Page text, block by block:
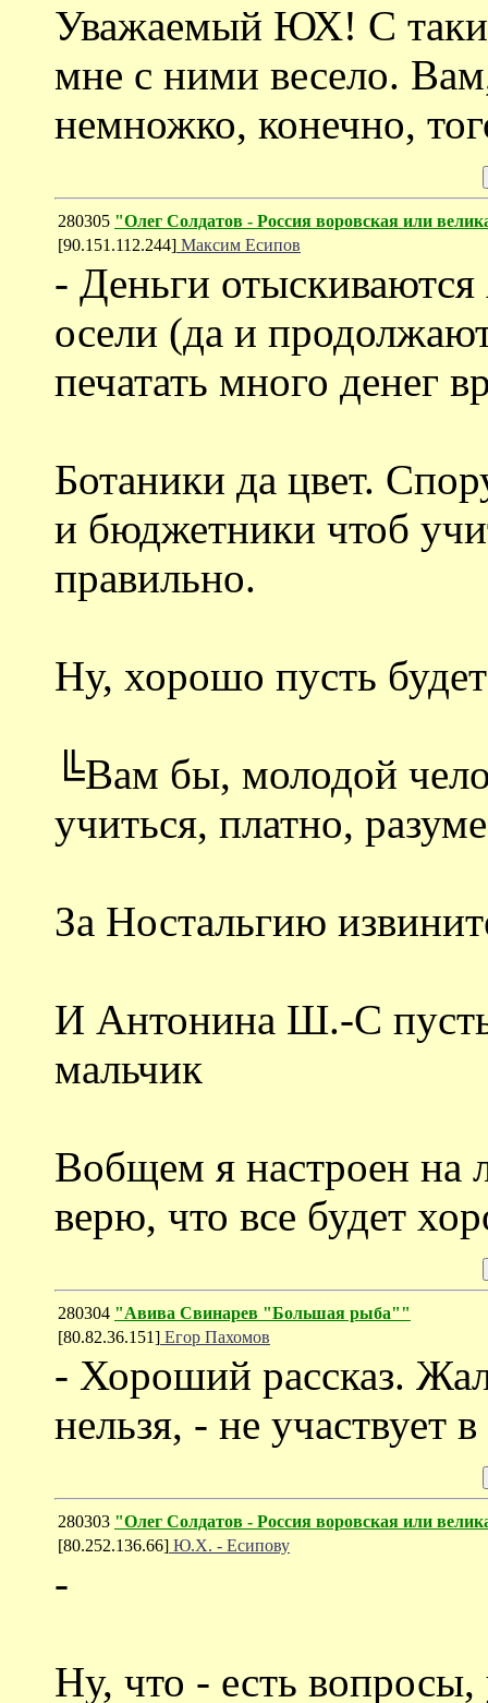
Уважаемый ЮХ! С
мне с ними весело.
немножко, конечно,
280305 "Олег Солдатов - Россия воровская или
[90.151.112.244] Максим Есипов
- Деньги
осели (да и
печатать много денег
Ботаники да цвет.
и бюджетники чтоб
правильно.
Ну, хорошо пусть
╚Вам бы, молодой
учиться, платно,
За Ностальгию
И Антонина Ш.-С пусть
мальчик
Вобщем я настроен на
верю, что все будет
280304 "Авива Свинарев "Большая рыба""
[80.82.36.151] Егор Пахомов
- Хороший рассказ.
нельзя, - не участвует
280303 "Олег Солдатов - Россия воровская или
[80.252.136.66] Ю.Х. - Есипову
-
Ну, что - есть